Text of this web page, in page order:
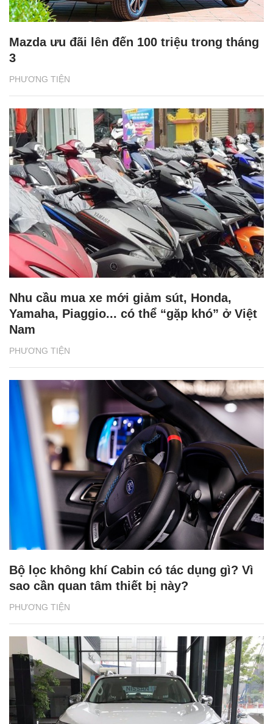
PHƯƠNG TIỆN
Mazda ưu đãi lên đến 100 triệu trong tháng
3
PHƯƠNG TIỆN
Nhu cầu mua xe mới giảm sút, Honda,
Yamaha, Piaggio... có thể “gặp khó” ở Việt
Nam
PHƯƠNG TIỆN
Bộ lọc không khí Cabin có tác dụng gì? Vì
sao cần quan tâm thiết bị này?